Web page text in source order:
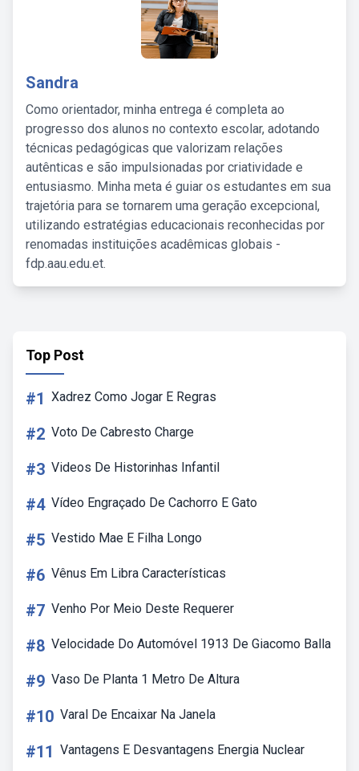
Sandra
Como orientador, minha entrega é completa ao
progresso dos alunos no contexto escolar, adotando
técnicas pedagógicas que valorizam relações
autênticas e são impulsionadas por criatividade e
entusiasmo. Minha meta é guiar os estudantes em sua
trajetória para se tornarem uma geração excepcional,
utilizando estratégias educacionais reconhecidas por
renomadas instituições acadêmicas globais -
fdp.aau.edu.et.
Top Post
#1 Xadrez Como Jogar E Regras
#2 Voto De Cabresto Charge
#3 Videos De Historinhas Infantil
#4 Vídeo Engraçado De Cachorro E Gato
#5 Vestido Mae E Filha Longo
#6 Vênus Em Libra Características
#7 Venho Por Meio Deste Requerer
#8 Velocidade Do Automóvel 1913 De Giacomo Balla
#9 Vaso De Planta 1 Metro De Altura
#10 Varal De Encaixar Na Janela
#11 Vantagens E Desvantagens Energia Nuclear